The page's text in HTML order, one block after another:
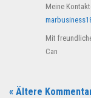
Meine
Mit
Can
« Ältere